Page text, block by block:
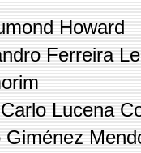
Howard
Ferreira
Lucena